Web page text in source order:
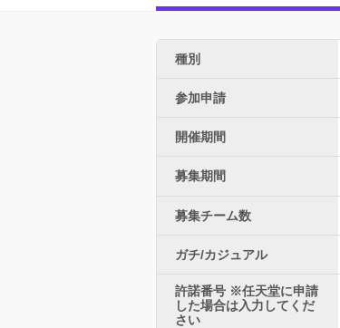
種別
参加申請
開催期間
募集期間
募集チーム数
ガチ/カジュアル
許諾番号 ※任天堂に申請
した場合は入力してくだ
さい